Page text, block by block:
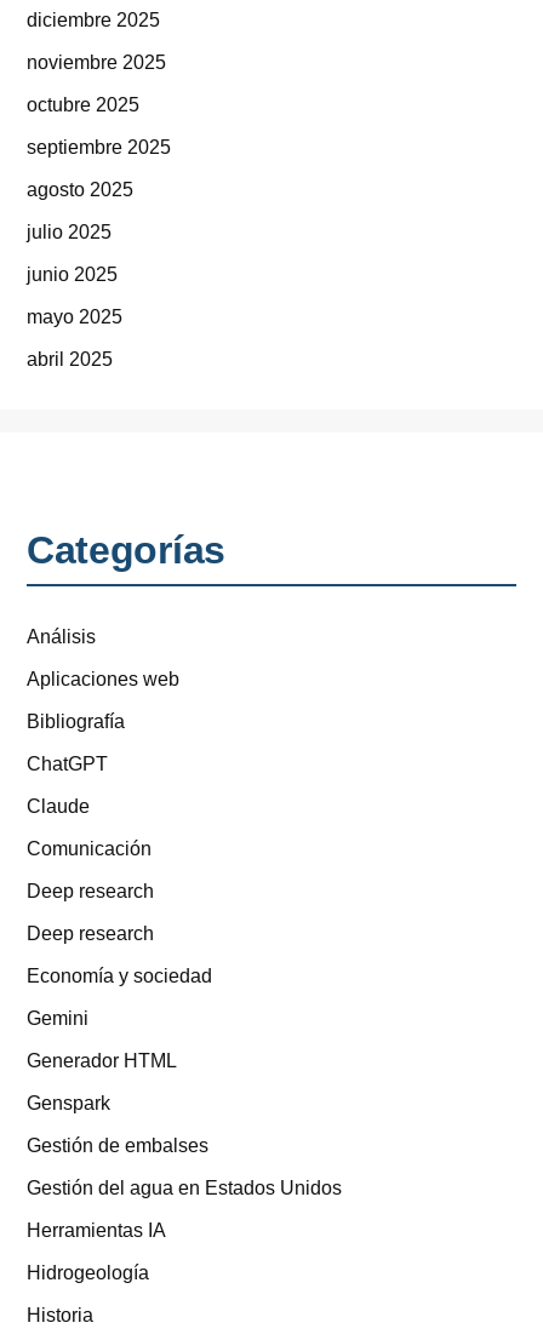
diciembre 2025
noviembre 2025
octubre 2025
septiembre 2025
agosto 2025
julio 2025
junio 2025
mayo 2025
abril 2025
Categorías
Análisis
Aplicaciones web
Bibliografía
ChatGPT
Claude
Comunicación
Deep research
Deep research
Economía y sociedad
Gemini
Generador HTML
Genspark
Gestión de embalses
Gestión del agua en Estados Unidos
Herramientas IA
Hidrogeología
Historia